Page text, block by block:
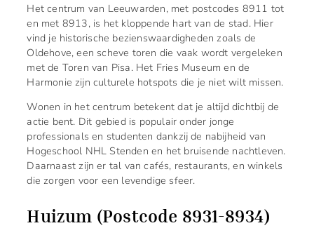
Het centrum van Leeuwarden, met postcodes 8911 tot
en met 8913, is het kloppende hart van de stad. Hier
vind je historische bezienswaardigheden zoals de
Oldehove, een scheve toren die vaak wordt vergeleken
met de Toren van Pisa. Het Fries Museum en de
Harmonie zijn culturele hotspots die je niet wilt missen.
Wonen in het centrum betekent dat je altijd dichtbij de
actie bent. Dit gebied is populair onder jonge
professionals en studenten dankzij de nabijheid van
Hogeschool NHL Stenden en het bruisende nachtleven.
Daarnaast zijn er tal van cafés, restaurants, en winkels
die zorgen voor een levendige sfeer.
Huizum (Postcode 8931-8934)